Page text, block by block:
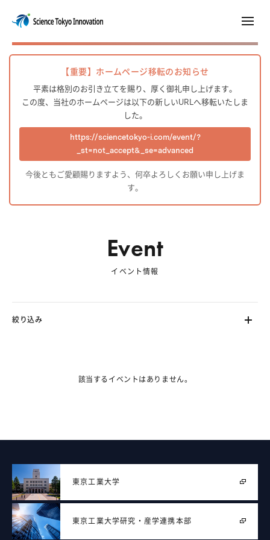
【重要】ホームページ移転のお知らせ
平素は格別のお引き立てを賜り、厚く御礼申し上げます。
この度、当社のホームページは以下の新しいURLへ移転いたしま
した。
https://sciencetokyo-i.com/event/?
_st=not_accept&_se=advanced
今後ともご愛顧賜りますよう、何卒よろしくお願い申し上げま
す。
Event
イベント情報
絞り込み
該当するイベントはありません。
東京工業大学
東京工業大学研究・産学連携本部